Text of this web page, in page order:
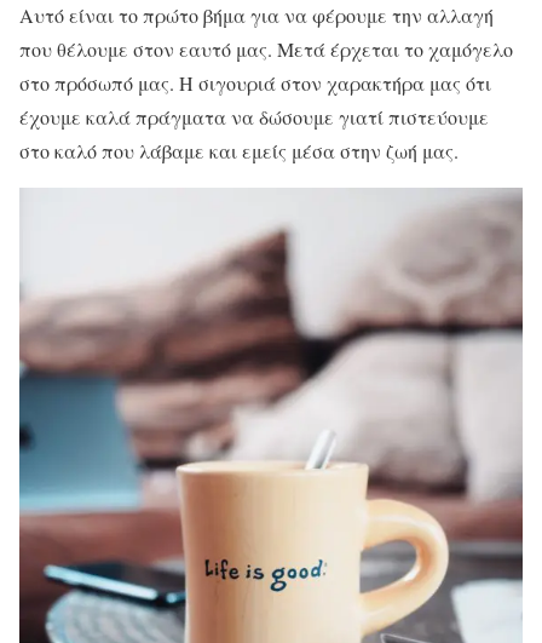
Αυτό είναι το πρώτο βήμα για να φέρουμε την αλλαγή
που θέλουμε στον εαυτό μας. Μετά έρχεται το χαμόγελο
στο πρόσωπό μας. Η σιγουριά στον χαρακτήρα μας ότι
έχουμε καλά πράγματα να δώσουμε γιατί πιστεύουμε
στο καλό που λάβαμε και εμείς μέσα στην ζωή μας.